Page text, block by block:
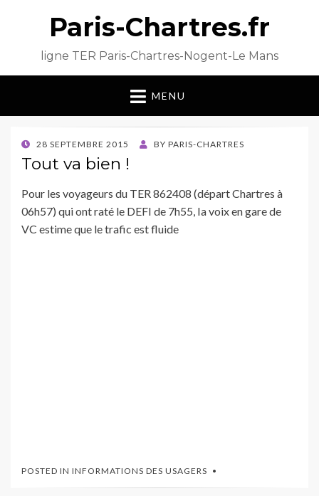
Paris-Chartres.fr
ligne TER Paris-Chartres-Nogent-Le Mans
MENU
POSTED
ON
28 SEPTEMBRE 2015 BY PARIS-CHARTRES
Tout va bien !
Pour les voyageurs du TER 862408 (départ Chartres à
06h57) qui ont raté le DEFI de 7h55, Ia voix en gare de
VC estime que le trafic est fluide
POSTED IN INFORMATIONS DES USAGERS